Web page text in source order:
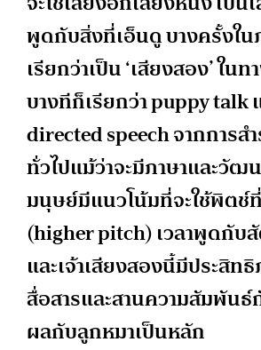
พูดกับสิ่งที่เอ็นดู บางครั้งใน
เรียกว่าเป็น ‘เสียงสอง’ ในท
บางทีก็เรียกว่า puppy talk
directed speech จากการส
ทั่วไปแม้ว่าจะมีภาษาและวั
มนุษย์มีแนวโน้มที่จะใช้พิตช์
(higher pitch) เวลาพูดกับ
และเจ้าเสียงสองนี้มีประสิท
สื่อสารและสานความสัมพัน
ผลกับลูกหมาเป็นหลัก